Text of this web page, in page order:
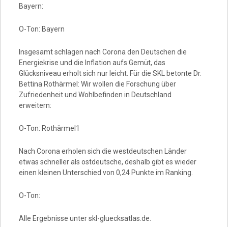
Bayern:
O-Ton: Bayern
Insgesamt schlagen nach Corona den Deutschen die
Energiekrise und die Inflation aufs Gemüt, das
Glücksniveau erholt sich nur leicht. Für die SKL betonte Dr.
Bettina Rothärmel: Wir wollen die Forschung über
Zufriedenheit und Wohlbefinden in Deutschland
erweitern:
O-Ton: Rothärmel1
Nach Corona erholen sich die westdeutschen Länder
etwas schneller als ostdeutsche, deshalb gibt es wieder
einen kleinen Unterschied von 0,24 Punkte im Ranking.
O-Ton:
Alle Ergebnisse unter skl-gluecksatlas.de.